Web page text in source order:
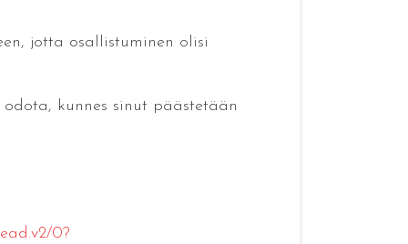
jotta osallistuminen olisi
kunnes sinut päästetään
0?